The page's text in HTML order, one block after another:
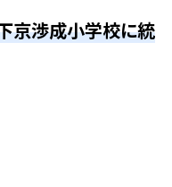
京渉成小学校に統